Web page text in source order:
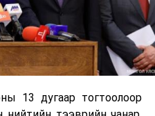
13 дугаар тогтоолоор